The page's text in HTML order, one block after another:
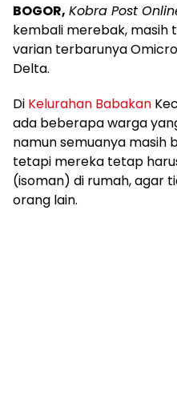
BOGOR, Kobra Post
kembali merebak, masih
varian terbarunya
Delta.
Di Kelurahan Babakan
ada beberapa warga
namun semuanya masih
tetapi mereka tetap
(isoman) di rumah, agar
orang lain.